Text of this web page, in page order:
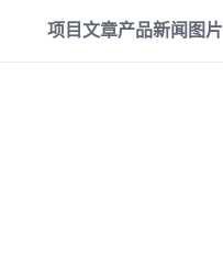
项目文章产品新闻 图片